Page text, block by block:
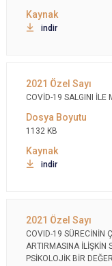
indir
COVİD-19 SALGINI İLE
1132 KB
indir
COVID-19 SÜRECİNİN
ARTIRMASINA İLİŞKİN
PSİKOLOJİK BİR